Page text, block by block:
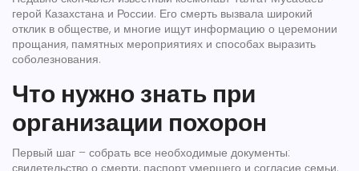
герой Казахстана и России. Его смерть вызвала широкий
отклик в обществе, и многие ищут информацию о церемонии
прощания, памятных мероприятиях и способах выразить
соболезнования.
Что нужно знать при
организации похорон
Первый шаг – собрать все необходимые документы:
свидетельство о смерти, паспорт умершего и согласие семьи.